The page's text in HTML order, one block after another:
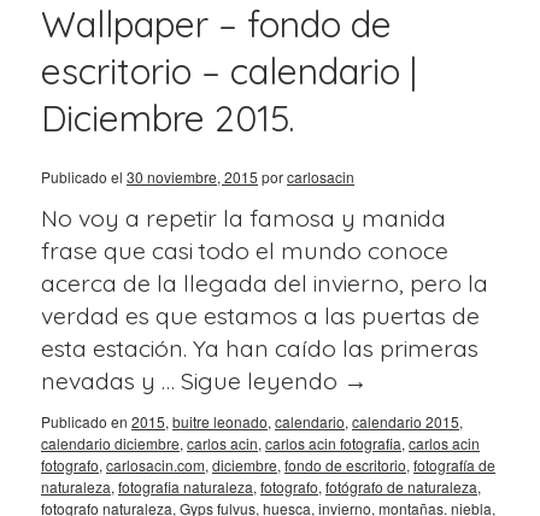
Wallpaper – fondo de
escritorio – calendario |
Diciembre 2015.
Publicado el 30 noviembre, 2015 porcarlosacin
No voy a repetir la famosa y manida
frase que casi todo el mundo conoce
acerca de la llegada del invierno, pero la
verdad es que estamos a las puertas de
esta estación. Ya han caído las primeras
nevadas y … Sigue leyendo →
Publicado en 2015, buitre leonado, calendario, calendario 2015,
calendario diciembre, carlos acin, carlos acin fotografia, carlos acin
fotografo, carlosacin.com, diciembre, fondo de escritorio, fotografía de
naturaleza, fotografia naturaleza, fotografo, fotógrafo de naturaleza,
fotografo naturaleza, Gyps fulvus, huesca, invierno, montañas. niebla,